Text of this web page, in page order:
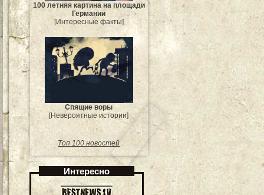
100 летняя картина на площади
Германии
[Интересные факты]
Спящие воры
[Невероятные истории]
Топ 100 новостей
Интересно